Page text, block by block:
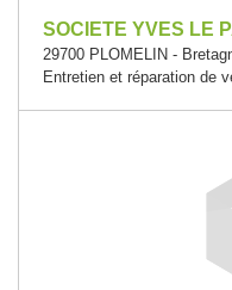
SOCIETE YVES LE
29700 PLOMELIN -
Entretien et réparation de